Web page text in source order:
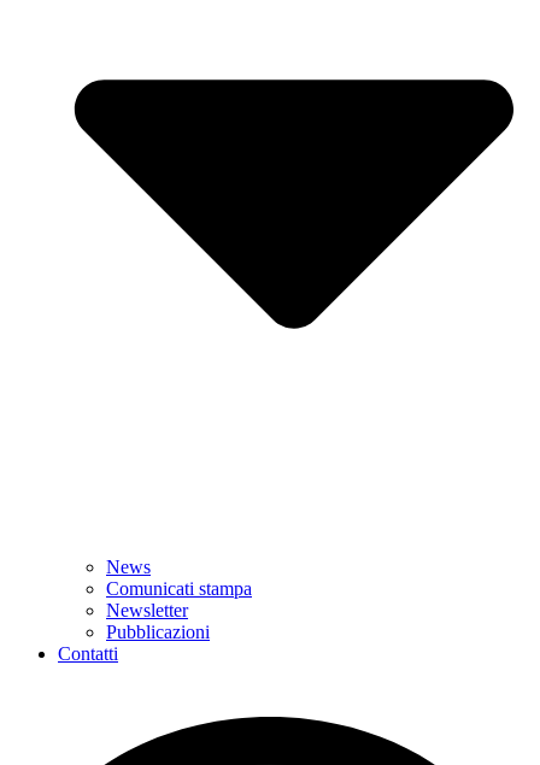
News
Comunicati stampa
Newsletter
Pubblicazioni
Contatti